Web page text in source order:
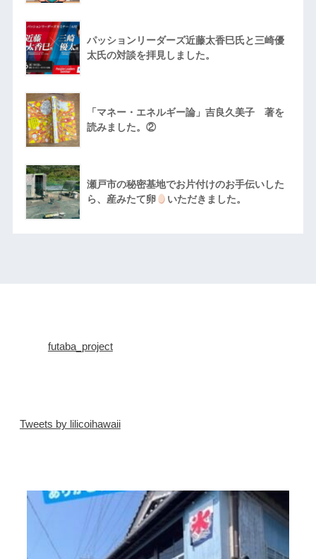
パッションリーダーズ近藤太香巳氏と三崎優
太氏の対談を拝見しました。
「マネー・エネルギー論」吉良久美子 著を
読みました。②
瀬戸市の秘密基地でお片付けのお手伝いした
ら、産みたて卵
いただきました。
futaba_project
Tweets by lilicoihawaii